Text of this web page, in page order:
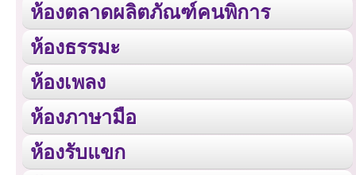
ห้องตลาดผลิตภัณฑ์คนพิการ
ห้องธรรมะ
ห้องเพลง
ห้องภาษามือ
ห้องรับแขก